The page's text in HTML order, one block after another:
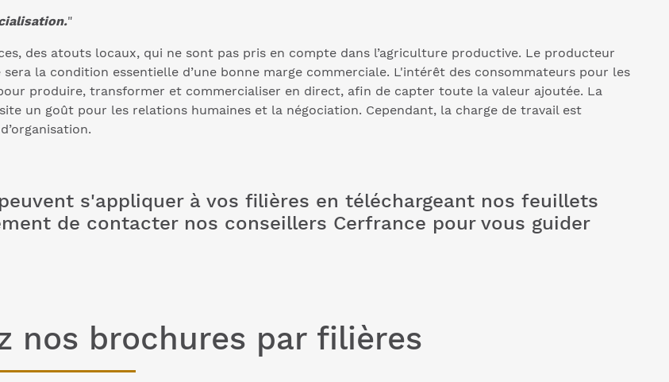
"
des atouts locaux, qui ne sont pas pris en compte dans l’agriculture productive. Le producteur
la condition essentielle d’une bonne marge commerciale. L'intérêt des consommateurs pour les
produire, transformer et commercialiser en direct, afin de capter toute la valeur ajoutée. La
un goût pour les relations humaines et la négociation. Cependant, la charge de travail est
s'appliquer à vos filières en téléchargeant nos feuillets
de contacter nos conseillers Cerfrance pour vous guider
nos brochures par filières